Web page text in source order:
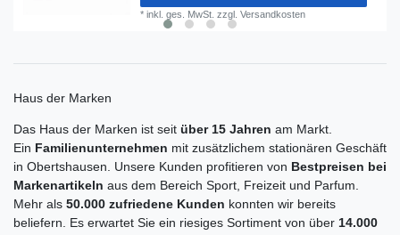
*inkl. ges. MwSt. zzgl.Versandkosten
Haus der Marken
Das Haus der Marken ist seit über 15 Jahren am Markt.
Ein Familienunternehmen mit zusätzlichem stationären Geschäft
in Obertshausen. Unsere Kunden profitieren von Bestpreisen bei
Markenartikeln aus dem Bereich Sport, Freizeit und Parfum.
Mehr als 50.000 zufriedene Kunden konnten wir bereits
beliefern. Es erwartet Sie ein riesiges Sortiment von über 14.000